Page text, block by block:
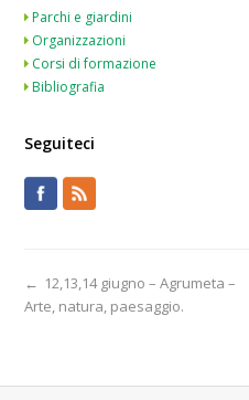
Parchi e giardini
Organizzazioni
Corsi di formazione
Bibliografia
Seguiteci
← 12,13,14 giugno – Agrumeta –
Arte, natura, paesaggio.